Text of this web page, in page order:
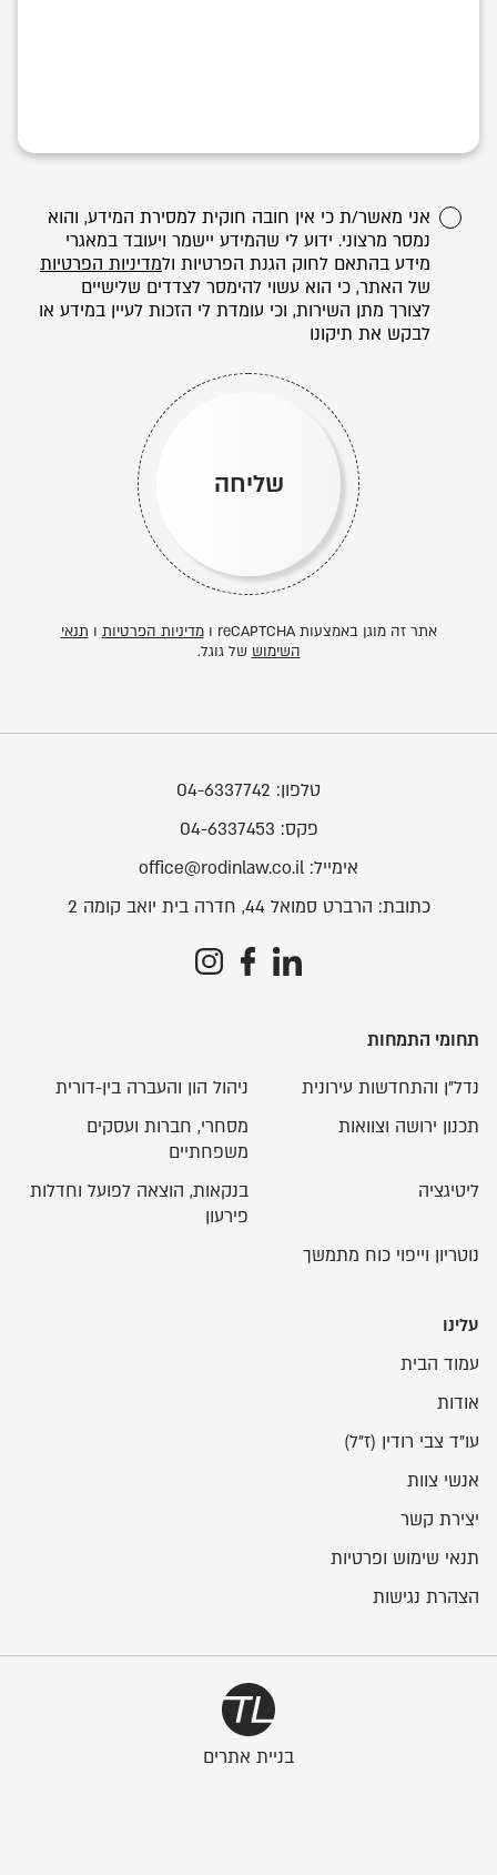
אני מאשר/ת כי אין חובה חוקית למסירת המידע, והוא
נמסר מרצוני. ידוע לי שהמידע יישמר ויעובד במאגרי
מידע בהתאם לחוק הגנת הפרטיות ולמדיניות הפרטיות
של האתר, כי הוא עשוי להימסר לצדדים שלישיים
לצורך מתן השירות, וכי עומדת לי הזכות לעיין במידע או
לבקש את תיקונו
שליחה
אתר זה מוגן באמצעות reCAPTCHA ו מדיניות הפרטיות ו תנאי
השימוש של גוגל.
טלפון: 04-6337742
פקס: 04-6337453
אימייל: office@rodinlaw.co.il
כתובת: הרברט סמואל 44, חדרה בית יואב קומה 2
תחומי התמחות
נדל"ן והתחדשות עירונית
ניהול הון והעברה בין-דורית
תכנון ירושה וצוואות
מסחרי, חברות ועסקים
משפחתיים
ליטיגציה
בנקאות, הוצאה לפועל וחדלות
פירעון
נוטריון וייפוי כוח מתמשך
עלינו
עמוד הבית
אודות
עו"ד צבי רודין (ז"ל)
אנשי צוות
יצירת קשר
תנאי שימוש ופרטיות
הצהרת נגישות
בניית אתרים